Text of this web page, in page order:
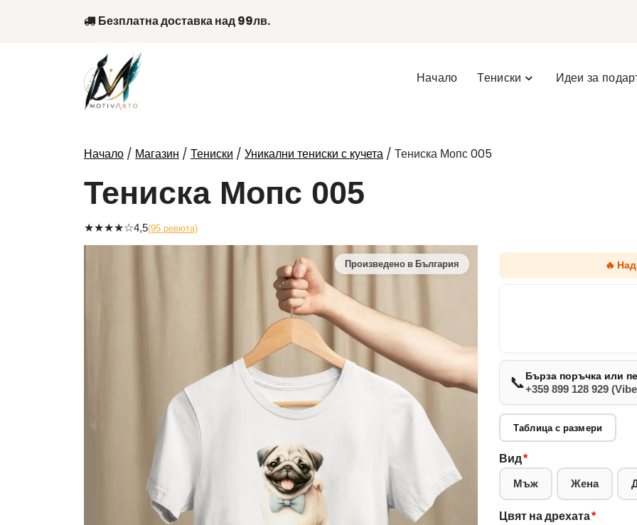
Безплатна доставка над 99лв.
Начало Тениски Идеи за
Начало / Магазин / Тениски / Уникални тениски с кучета / Тениска Мопс 005
Тениска Мопс 005
★★★★☆4,5(95 ревюта)
🔥
📞Бърза поръчка или
+359 899 128 929
Таблица с размери
Вид*
Мъж Жена
Цвят на дрехата*